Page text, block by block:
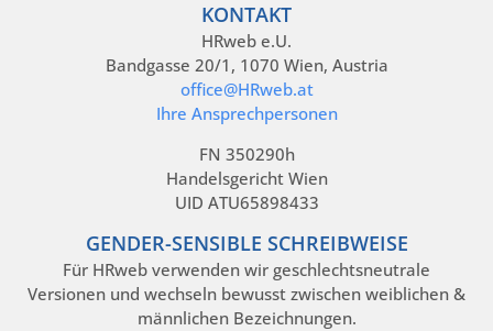
KONTAKT
HRweb e.U.
Bandgasse 20/1, 1070 Wien, Austria
office@HRweb.at
Ihre Ansprechpersonen
FN 350290h
Handelsgericht Wien
UID ATU65898433
GENDER-SENSIBLE SCHREIBWEISE
Für HRweb verwenden wir geschlechtsneutrale
Versionen und wechseln bewusst zwischen weiblichen &
männlichen Bezeichnungen.